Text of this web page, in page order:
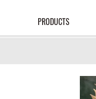
PRODUCTS